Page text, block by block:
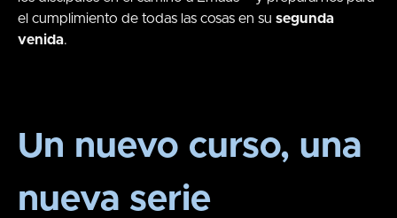
el cumplimiento de todas las cosas en su segunda
venida.
Un nuevo curso, una
nueva serie